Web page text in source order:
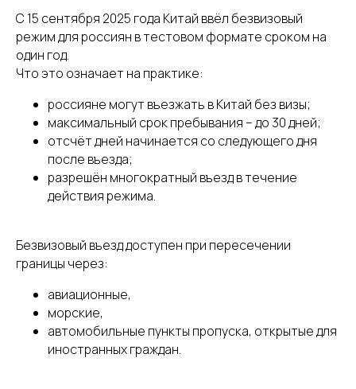
С 15 сентября 2025 года Китай ввёл безвизовый
режим для россиян в тестовом формате сроком на
один год.
Что это означает на практике:
россияне могут въезжать в Китай без визы;
максимальный срок пребывания – до 30 дней;
отсчёт дней начинается со следующего дня
после въезда;
разрешён многократный въезд в течение
действия режима.
Безвизовый въезд доступен при пересечении
границы через:
авиационные,
морские,
автомобильные пункты пропуска, открытые для
иностранных граждан.